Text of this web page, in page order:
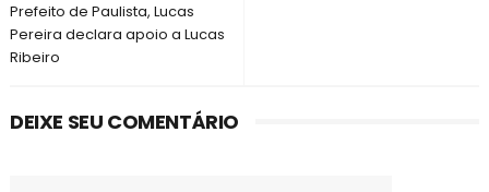
Prefeito de Paulista, Lucas
Pereira declara apoio a Lucas
Ribeiro
DEIXE SEU COMENTÁRIO